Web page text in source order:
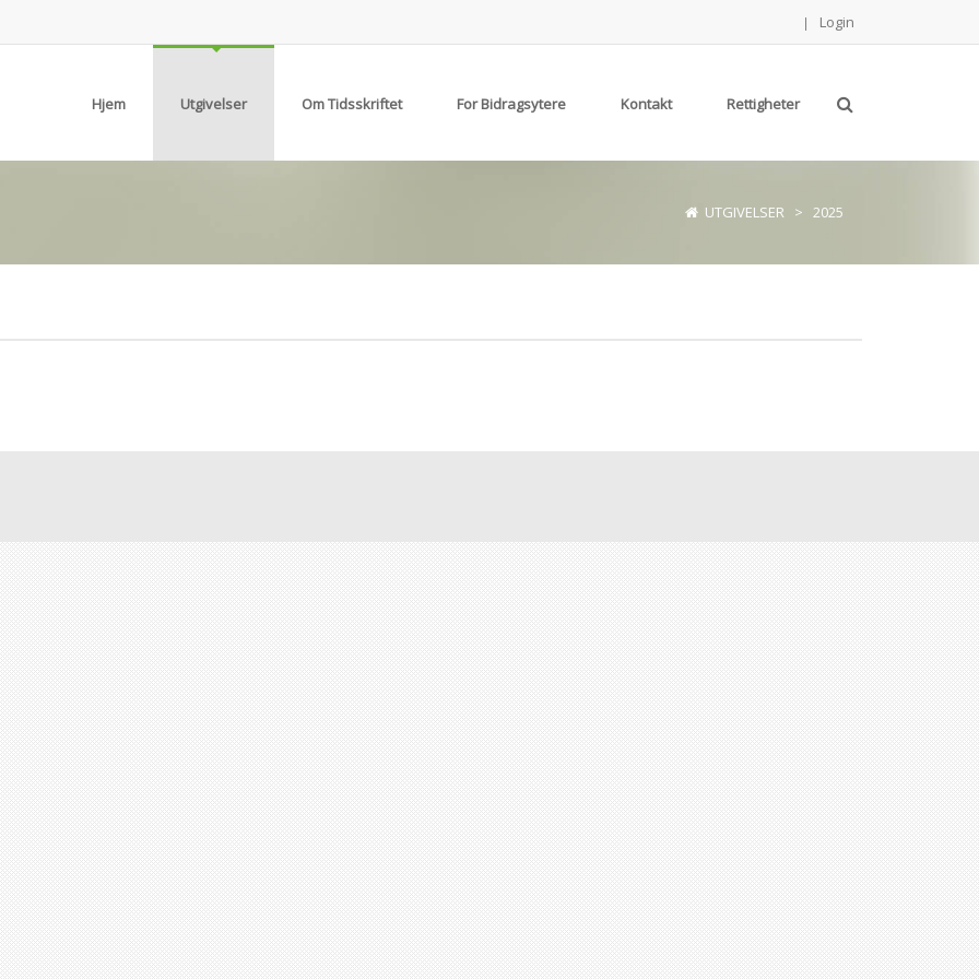
Login
Hjem Utgivelser Om Tidsskriftet For Bidragsytere Kontakt Rettigheter
UTGIVELSER > 2025